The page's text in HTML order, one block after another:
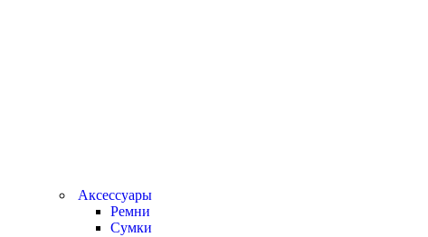
Аксессуары
Ремни
Сумки